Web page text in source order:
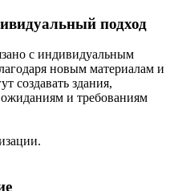
подход
с индивидуальным
новым материалам и
создавать здания,
и требованиям